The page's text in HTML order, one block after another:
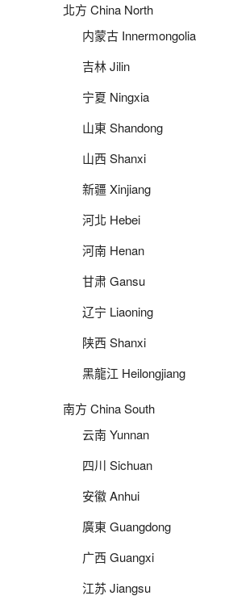
北方 China North
内蒙古 Innermongolia
吉林 Jilin
宁夏 Ningxia
山東 Shandong
山西 Shanxi
新疆 Xinjiang
河北 Hebei
河南 Henan
甘肃 Gansu
辽宁 Liaoning
陕西 Shanxi
黑龍江 Heilongjiang
南方 China South
云南 Yunnan
四川 Sichuan
安徽 Anhui
廣東 Guangdong
广西 Guangxi
江苏 Jiangsu